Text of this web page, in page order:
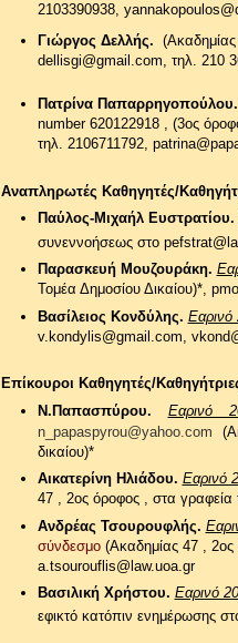
2103390938,
Γιώργος Δελλής. (
dellisgi@gmail.com, τηλ. 210
Πατρίνα Παπαρρηγοπούλου.
number 620122918 , (3oς
τηλ. 2106711792,
Αναπληρωτές Καθηγητές/
Παύλος-Μιχαήλ Ευστρατίου.
συνεννοήσεως στο
Παρασκευή Μουζουράκη.
Τομέα Δημοσίου Δικαίου)*,
Βασίλειος Κονδύλης. Εαρινό
v.kondylis@gmail.com,
Επίκουροι Καθηγητές/
Ν.Παπασπύρου. Εαρινό
n_papaspyrou@yahoo.com
δικαίου)*
Αικατερίνη Ηλιάδου. Εαρινό
47 , 2ος όροφος , στα γραφεία
Ανδρέας Τσουρουφλής.
σύνδεσμο(Ακαδημίας 47 , 2ος
a.tsourouflis@law.uoa.gr
Βασιλική Χρήστου. Εαρινό
εφικτό κατόπιν ενημέρωσης